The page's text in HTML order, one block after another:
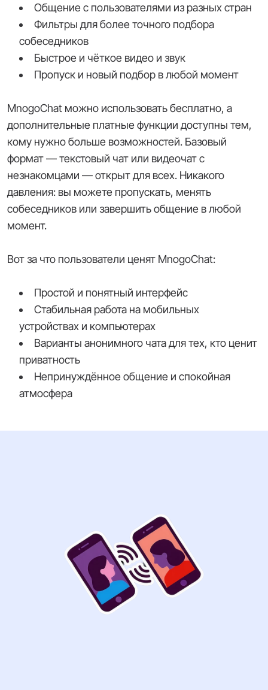
Общение с пользователями из разных стран
Фильтры для более точного подбора
собеседников
Быстрое и чёткое видео и звук
Пропуск и новый подбор в любой момент
MnogoChat можно использовать бесплатно, а
дополнительные платные функции доступны тем,
кому нужно больше возможностей. Базовый
формат — текстовый чат или видеочат с
незнакомцами — открыт для всех. Никакого
давления: вы можете пропускать, менять
собеседников или завершить общение в любой
момент.
Вот за что пользователи ценят MnogoChat:
Простой и понятный интерфейс
Стабильная работа на мобильных
устройствах и компьютерах
Варианты анонимного чата для тех, кто ценит
приватность
Непринуждённое общение и спокойная
атмосфера